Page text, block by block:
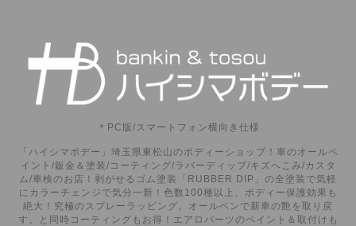
＊PC版/スマートフォン横向き仕様
「ハイシマボデー」埼玉県東松山のボディーショップ！車のオールペ
イント/鈑金＆塗装/コーティング/ラバーディップ/キズへこみ/カスタ
ム/車検のお店！剥がせるゴム塗装「RUBBER DIP」の全塗装で気軽
にカラーチェンジで気分一新！色数100種以上、ボディー保護効果も
絶大！究極のスプレーラッピング。オールペンで新車の艶を取り戻
す。と同時コーティングもお得！エアロパーツのペイント＆取付けも